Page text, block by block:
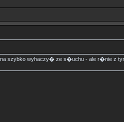
szybko wyhaczy� ze s�uchu - ale r�nie z